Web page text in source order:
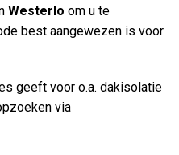
Westerlo om u te
best aangewezen is voor
geeft voor o.a. dakisolatie
via